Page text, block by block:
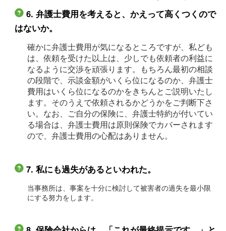
6. 弁護士費用を考えると、かえって高くつくので
はないか。
確かに弁護士費用が気になるところですが、私ども
は、依頼を受けた以上は、少しでも依頼者の利益に
なるように交渉を頑張ります。もちろん最初の相談
の段階で、示談金額がいくら位になるのか、弁護士
費用はいくら位になるのかをきちんとご説明いたし
ます。そのうえで依頼されるかどうかをご判断下さ
い。なお、ご自分の保険に、弁護士特約が付いてい
る場合は、弁護士費用は原則保険でカバーされます
ので、弁護士費用の心配はありません。
7. 私にも過失があるといわれた。
当事務所は、事案を十分に検討して被害者の過失を最小限
にする努力をします。